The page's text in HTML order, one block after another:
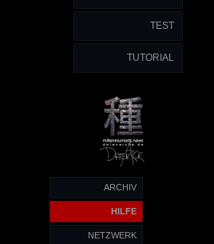
TEST
TUTORIAL
ARCHIV
HILFE
NETZWERK